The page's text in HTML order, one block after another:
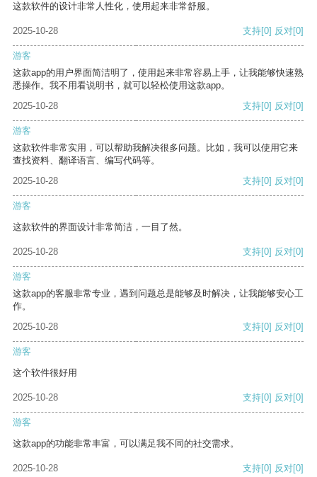
这款软件的设计非常人性化，使用起来非常舒服。
2025-10-28 支持[0] 反对[0]
游客
这款app的用户界面简洁明了，使用起来非常容易上手，让我能够快速熟
悉操作。我不用看说明书，就可以轻松使用这款app。
2025-10-28
支持[0] 反对[0]
游客
这款软件非常实用，可以帮助我解决很多问题。比如，我可以使用它来
查找资料、翻译语言、编写代码等。
2025-10-28
支持[0] 反对[0]
游客
这款软件的界面设计非常简洁，一目了然。
2025-10-28 支持[0] 反对[0]
游客
这款app的客服非常专业，遇到问题总是能够及时解决，让我能够安心工
作。
2025-10-28
支持[0] 反对[0]
游客
这个软件很好用
2025-10-28 支持[0] 反对[0]
游客
这款app的功能非常丰富，可以满足我不同的社交需求。
2025-10-28 支持[0] 反对[0]